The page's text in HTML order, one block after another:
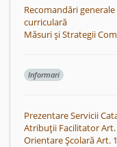
Recomandări
curriculară
Măsuri și Strategii
Informari
Prezentare Servicii
Atribuții Facilitator Art.
Orientare Școlară Art.